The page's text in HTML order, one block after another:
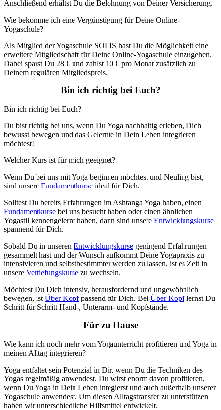
Anschließend erhältst Du die Belohnung von Deiner Versicherung.
Wie bekomme ich eine Vergünstigung für Deine Online-
Yogaschule?
Als Mitglied der Yogaschule SOLIS hast Du die Möglichkeit eine
erweitere Mitgliedschaft für Deine Online-Yogaschule einzugehen.
Dabei sparst Du 28 € und zahlst 10 € pro Monat zusätzlich zu
Deinem regulären Mitgliedspreis.
Bin ich richtig bei Euch?
Bin ich richtig bei Euch?
Du bist richtig bei uns, wenn Du Yoga nachhaltig erleben, Dich
bewusst bewegen und das Gelernte in Dein Leben integrieren
möchtest!
Welcher Kurs ist für mich geeignet?
Wenn Du bei uns mit Yoga beginnen möchtest und Neuling bist,
sind unsere Fundamentkurse ideal für Dich.
Solltest Du bereits Erfahrungen im Ashtanga Yoga haben, einen
Fundamentkurse bei uns besucht haben oder einen ähnlichen
Yogastil kennengelernt haben, dann sind unsere Entwicklungskurse
spannend für Dich.
Sobald Du in unseren Entwicklungskurse genügend Erfahrungen
gesammelt hast und der Wunsch aufkommt Deine Yogapraxis zu
intensivieren und selbstbestimmter werden zu lassen, ist es Zeit in
unsere Vertiefungskurse zu wechseln.
Möchtest Du Dich intensiv, herausfordernd und ungewöhnlich
bewegen, ist Über Kopfpassend für Dich. Bei Über Kopflernst Du
Schritt für Schritt Hand-, Unterarm- und Kopfstände.
Für zu Hause
Wie kann ich noch mehr vom Yogaunterricht profitieren und Yoga in
meinen Alltag integrieren?
Yoga entfaltet sein Potenzial in Dir, wenn Du die Techniken des
Yogas regelmäßig anwendest. Du wirst enorm davon profitieren,
wenn Du Yoga in Dein Leben integierst und auch außerhalb unserer
Yogaschule anwendest. Um diesen Alltagstransfer zu unterstützen
haben wir unterschiedliche Hilfsmittel entwickelt.